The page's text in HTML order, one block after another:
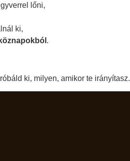
lőni,
ki,
.
ki, milyen, amikor te irányítasz.